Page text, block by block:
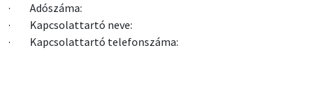
· Adószáma:
· Kapcsolattartó neve:
· Kapcsolattartó telefonszáma: